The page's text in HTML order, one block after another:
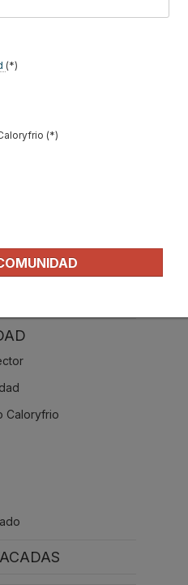
Caloryfrio
(*)
(*)